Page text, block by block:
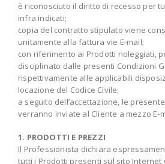
è riconosciuto il diritto di recesso per
infra indicati;
copia del contratto stipulato viene
unitamente alla fattura vie E-mail;
con riferimento ai Prodotti noleggiati,
disciplinato dalle presenti Condizioni
rispettivamente alle applicabili
locazione del Codice Civile;
a seguito dell’accettazione, le
verranno inviate al Cliente a mezzo E-
1. PRODOTTI E PREZZI
Il Professionista dichiara
tutti i Prodotti presenti sul sito Internet